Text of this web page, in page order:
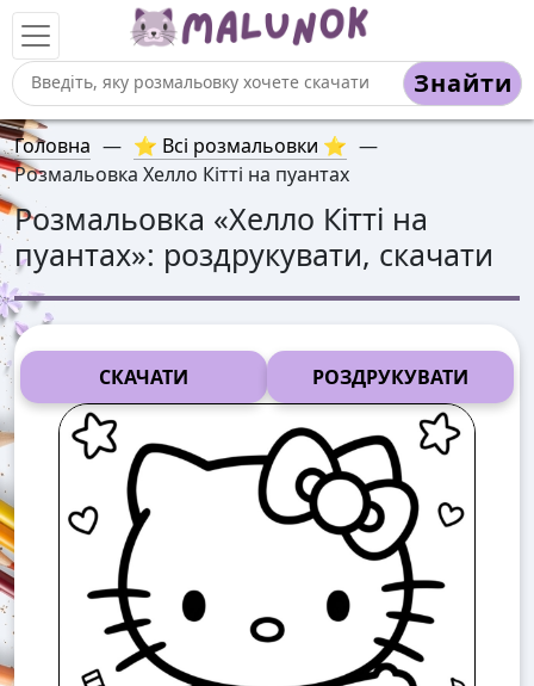
Знайти
Головна — ⭐ Всі розмальовки ⭐ —
Розмальовка Хелло Кітті на пуантах
Розмальовка «Хелло Кітті на
пуантах»: роздрукувати, скачати
СКАЧАТИ РОЗДРУКУВАТИ